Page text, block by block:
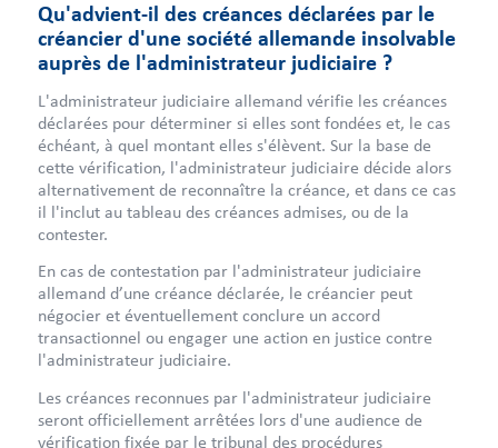
Qu'advient-il des créances déclarées par le
créancier d'une société allemande insolvable
auprès de l'administrateur judiciaire ?
L'administrateur judiciaire allemand vérifie les créances
déclarées pour déterminer si elles sont fondées et, le cas
échéant, à quel montant elles s'élèvent. Sur la base de
cette vérification, l'administrateur judiciaire décide alors
alternativement de reconnaître la créance, et dans ce cas
il l'inclut au tableau des créances admises, ou de la
contester.
En cas de contestation par l'administrateur judiciaire
allemand d’une créance déclarée, le créancier peut
négocier et éventuellement conclure un accord
transactionnel ou engager une action en justice contre
l'administrateur judiciaire.
Les créances reconnues par l'administrateur judiciaire
seront officiellement arrêtées lors d'une audience de
vérification fixée par le tribunal des procédures